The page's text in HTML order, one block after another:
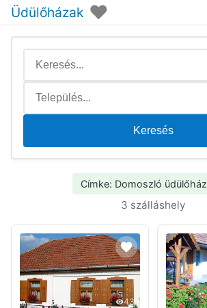
Üdülőházak ♥
Keresés
Címke: Domoszló üdülőház
3 szálláshely
43